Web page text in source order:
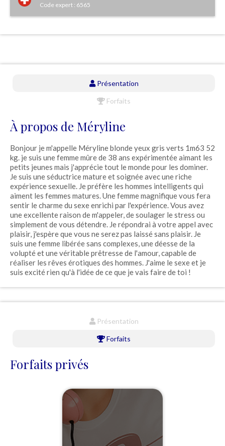
Présentation
Forfaits
À propos de Méryline
Bonjour je m'appelle Méryline blonde yeux gris verts 1m63 52
kg. je suis une femme mûre de 38 ans expérimentée aimant les
petits jeunes mais j'apprécie tout le monde pour les dominer.
Je suis une séductrice mature et soignée avec une riche
expérience sexuelle. Je préfère les hommes intelligents qui
aiment les femmes matures. Une femme magnifique vous fera
sentir le charme du sexe enrichi par l'expérience. Vous avez
une excellente raison de m'appeler, de soulager le stress ou
simplement de vous détendre. Je répondrai à votre appel avec
plaisir, j'espère que vous ne serez pas laissé sans plaisir. Je
suis une femme libérée sans complexes, une déesse de la
volupté et une véritable prêtresse de l'amour, capable de
réaliser les rêves érotiques des hommes. J'aime le sexe et je
suis excité rien qu'à l'idée de ce que je vais faire de toi !
Présentation
Forfaits
Forfaits privés
Code expert : 6565